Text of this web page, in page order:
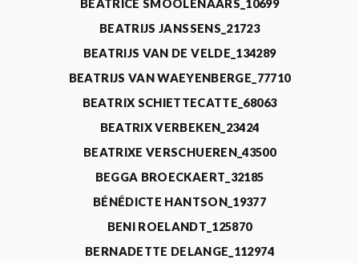
BEATRICE SMOOLENAARS_10699
BEATRIJS JANSSENS_21723
BEATRIJS VAN DE VELDE_134289
BEATRIJS VAN WAEYENBERGE_77710
BEATRIX SCHIETTECATTE_68063
BEATRIX VERBEKEN_23424
BEATRIXE VERSCHUEREN_43500
BEGGA BROECKAERT_32185
BÉNÉDICTE HANTSON_19377
BENI ROELANDT_125870
BERNADETTE DELANGE_112974